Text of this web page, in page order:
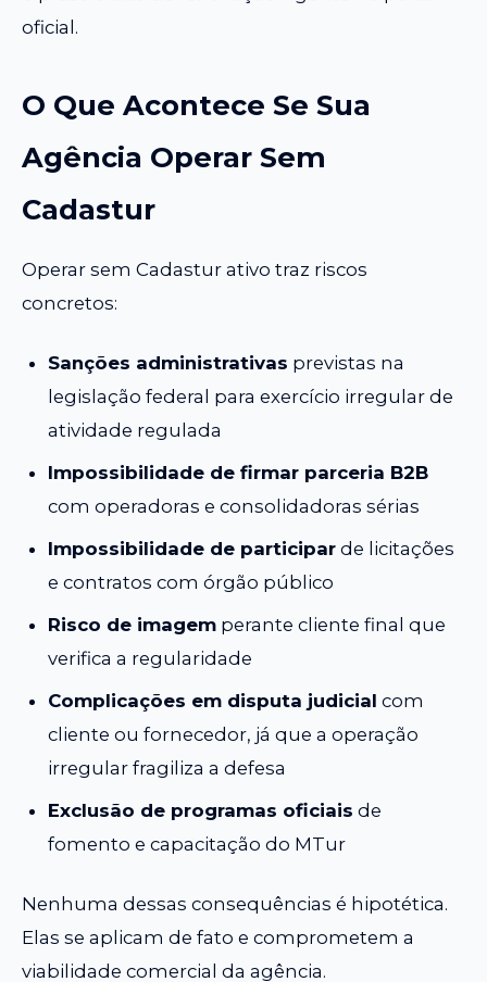
oficial.
O Que Acontece Se Sua
Agência Operar Sem
Cadastur
Operar sem Cadastur ativo traz riscos
concretos:
Sanções administrativas previstas na
legislação federal para exercício irregular de
atividade regulada
Impossibilidade de firmar parceria B2B
com operadoras e consolidadoras sérias
Impossibilidade de participar de licitações
e contratos com órgão público
Risco de imagem perante cliente final que
verifica a regularidade
Complicações em disputa judicial com
cliente ou fornecedor, já que a operação
irregular fragiliza a defesa
Exclusão de programas oficiais de
fomento e capacitação do MTur
Nenhuma dessas consequências é hipotética.
Elas se aplicam de fato e comprometem a
viabilidade comercial da agência.